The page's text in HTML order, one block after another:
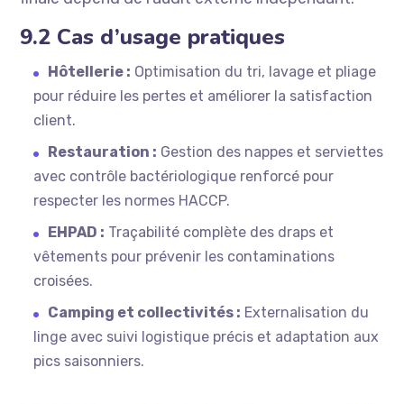
9.2 Cas d’usage pratiques
Hôtellerie : Optimisation du tri, lavage et pliage
pour réduire les pertes et améliorer la satisfaction
client.
Restauration : Gestion des nappes et serviettes
avec contrôle bactériologique renforcé pour
respecter les normes HACCP.
EHPAD : Traçabilité complète des draps et
vêtements pour prévenir les contaminations
croisées.
Camping et collectivités : Externalisation du
linge avec suivi logistique précis et adaptation aux
pics saisonniers.